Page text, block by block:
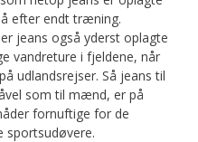
efter endt træning.
jeans også yderst oplagte
vandreture i fjeldene, når
udlandsrejser. Så jeans til
som til mænd, er på
fornuftige for de
sportsudøvere.